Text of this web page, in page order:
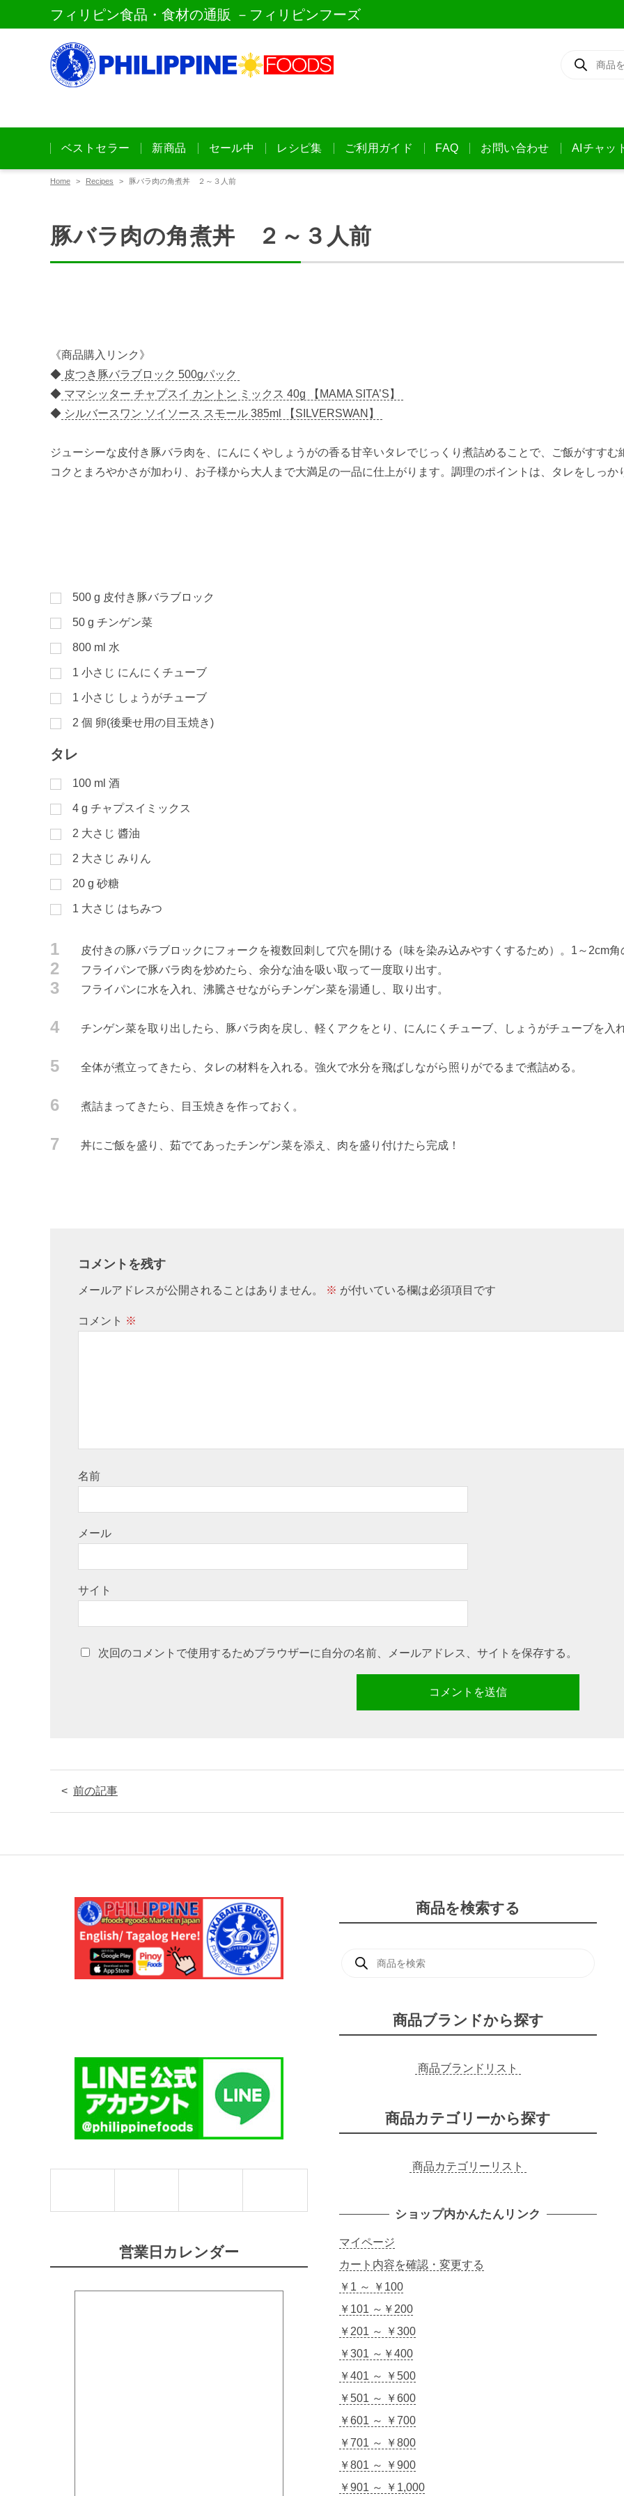
フィリピン食品・食材の通販 －フィリピンフーズ
ベストセラー 新商品 セール中 レシピ集 ご利用ガイド FAQ お問い合わせ AIチャッ
Home Recipes 豚バラ肉の角煮丼 ２～３人前
豚バラ肉の角煮丼 ２～３人前
《商品購入リンク》
◆ 皮つき豚バラブロック 500gパック
◆ ママシッター チャプスイ カントン ミックス 40g 【MAMA SITA’S】
◆ シルバースワン ソイソース スモール 385ml 【SILVERSWAN】
ジューシーな皮付き豚バラ肉を、にんにくやしょうがの香る甘辛いタレでじっくり煮詰めることで、ご飯がすす
コクとまろやかさが加わり、お子様から大人まで大満足の一品に仕上がります。調理のポイントは、タレをしっ
500 g 皮付き豚バラブロック
50 g チンゲン菜
800 ml 水
1 小さじ にんにくチューブ
1 小さじ しょうがチューブ
2 個 卵(後乗せ用の目玉焼き)
タレ
100 ml 酒
4 g チャプスイミックス
2 大さじ 醬油
2 大さじ みりん
20 g 砂糖
1 大さじ はちみつ
1 皮付きの豚バラブロックにフォークを複数回刺して穴を開ける（味を染み込みやすくするため）。1～2cm
2 フライパンで豚バラ肉を炒めたら、余分な油を吸い取って一度取り出す。
3 フライパンに水を入れ、沸騰させながらチンゲン菜を湯通し、取り出す。
4 チンゲン菜を取り出したら、豚バラ肉を戻し、軽くアクをとり、にんにくチューブ、しょうがチューブを入
5 全体が煮立ってきたら、タレの材料を入れる。強火で水分を飛ばしながら照りがでるまで煮詰める。
6 煮詰まってきたら、目玉焼きを作っておく。
7 丼にご飯を盛り、茹でてあったチンゲン菜を添え、肉を盛り付けたら完成！
コメントを残す
メールアドレスが公開されることはありません。 ※ が付いている欄は必須項目です
コメント ※
名前
メール
サイト
次回のコメントで使用するためブラウザーに自分の名前、メールアドレス、サイトを保存する。
前の記事
営業日カレンダー
商品を検索する
商品ブランドから探す
商品ブランドリスト
商品カテゴリーから探す
商品カテゴリーリスト
ショップ内かんたんリンク
マイページ
カート内容を確認・変更する
￥1 ～ ￥100
￥101 ～￥200
￥201 ～ ￥300
￥301 ～￥400
￥401 ～ ￥500
￥501 ～ ￥600
￥601 ～ ￥700
￥701 ～ ￥800
￥801 ～ ￥900
￥901 ～ ￥1,000